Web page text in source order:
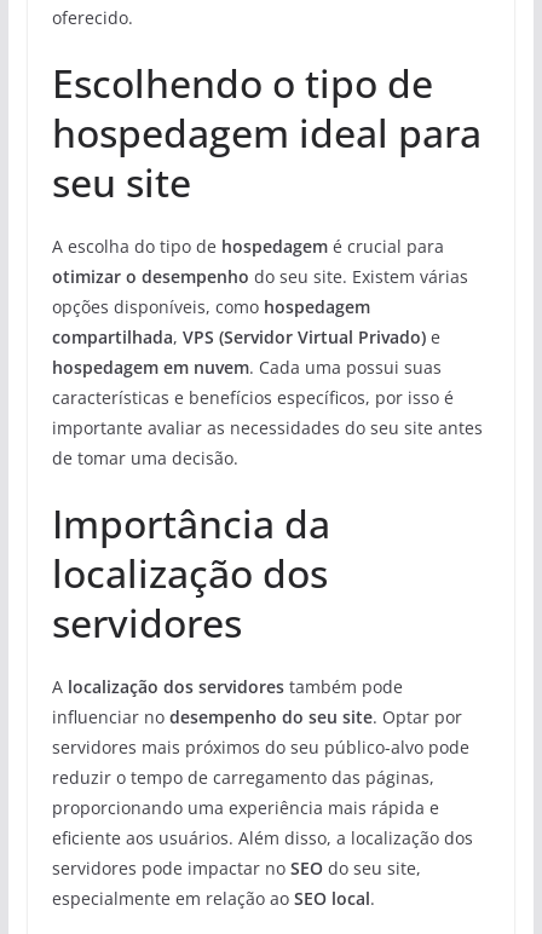
oferecido.
Escolhendo o tipo de
hospedagem ideal para
seu site
A escolha do tipo de hospedagemé crucial para
otimizar o desempenho do seu site. Existem várias
opções disponíveis, como hospedagem
compartilhada, VPS (Servidor Virtual Privado)e
hospedagem em nuvem. Cada uma possui suas
características e benefícios específicos, por isso é
importante avaliar as necessidades do seu site antes
de tomar uma decisão.
Importância da
localização dos
servidores
A localização dos servidorestambém pode
influenciar no desempenho do seu site. Optar por
servidores mais próximos do seu público-alvo pode
reduzir o tempo de carregamento das páginas,
proporcionando uma experiência mais rápida e
eficiente aos usuários. Além disso, a localização dos
servidores pode impactar no SEOdo seu site,
especialmente em relação ao SEO local.